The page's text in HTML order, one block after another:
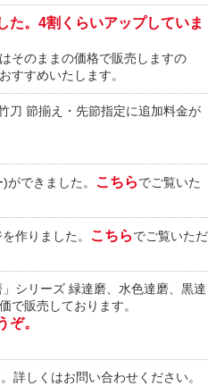
た。4割くらいアップしていま
そのままの価格で販売しますの
すすめいたします。
刀 節揃え・先節指定に追加料金が
できました。 こちら でご覧いた
作りました。 こちら でご覧いただ
シリーズ 緑達磨、水色達磨、黒達
で販売しております。
ぞ。
詳しくはお問い合わせください。